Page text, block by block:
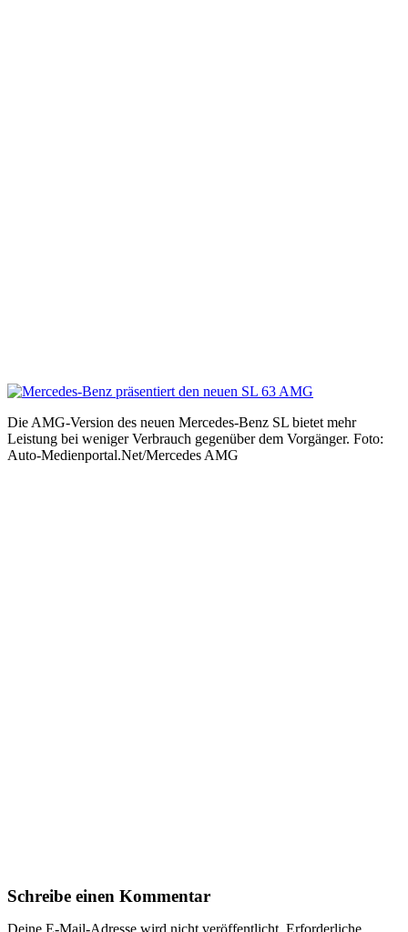
Die AMG-Version des neuen Mercedes-Benz SL bietet mehr
Leistung bei weniger Verbrauch gegenüber dem Vorgänger. Foto:
Auto-Medienportal.Net/Mercedes AMG
Schreibe einen Kommentar
Deine E-Mail-Adresse wird nicht veröffentlicht. Erforderliche